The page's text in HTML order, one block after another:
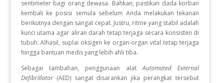
sentimeter bagi orang dewasa. Bahkan, pastikan dada korban
kembali ke posisi semula sebelum Anda melakukan tekanan
berikutnya dengan sangat cepat. Justru, ritme yang stabil adalah
kunci utama agar aliran darah tetap terjaga secara konsisten di
tubuh.Alhasil, suplai oksigen ke organ-organ vital tetap terjaga
hingga bantuan medis yang lebih ahli tiba.
Sebagai tambahan, penggunaan alatAutomated External
Defibrillator(AED) sangat disarankan jika perangkat tersebut